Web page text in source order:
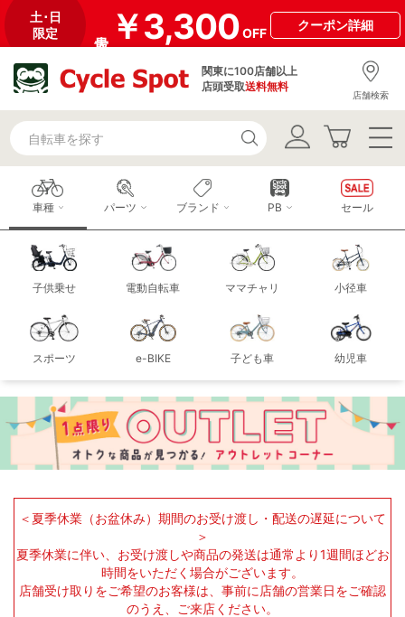
土･日
限定
￥3,300OFF
クーポン詳細
関東に100店舗以上
店頭受取送料無料
店舗検索
車種
子供乗せ 電動自転車 ママチャリ 小径車
スポーツ e-BIKE 子ども車 幼児車
パーツ ブランド PB セール
＜夏季休業（お盆休み）期間のお受け渡し・配送の遅延について
＞
夏季休業に伴い、お受け渡しや商品の発送は通常より1週間ほどお
時間をいただく場合がございます。
店舗受け取りをご希望のお客様は、事前に店舗の営業日をご確認
のうえ、ご来店ください。